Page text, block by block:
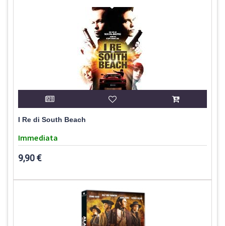
I Re di South Beach
Immediata
9,90 €